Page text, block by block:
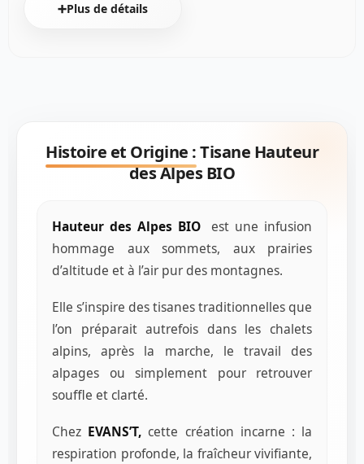
➕Plus de détails
Histoire et Origine :Tisane Hauteur
des Alpes BIO
Hauteur des Alpes BIO
est une infusion
hommage aux sommets, aux prairies
d’altitude et à l’air pur des montagnes.
Elle s’inspire des tisanes traditionnelles que
l’on préparait autrefois dans les chalets
alpins, après la marche, le travail des
alpages ou simplement pour retrouver
souffle et clarté.
Chez EVANS’T, cette création incarne : la
respiration profonde, la fraîcheur vivifiante,